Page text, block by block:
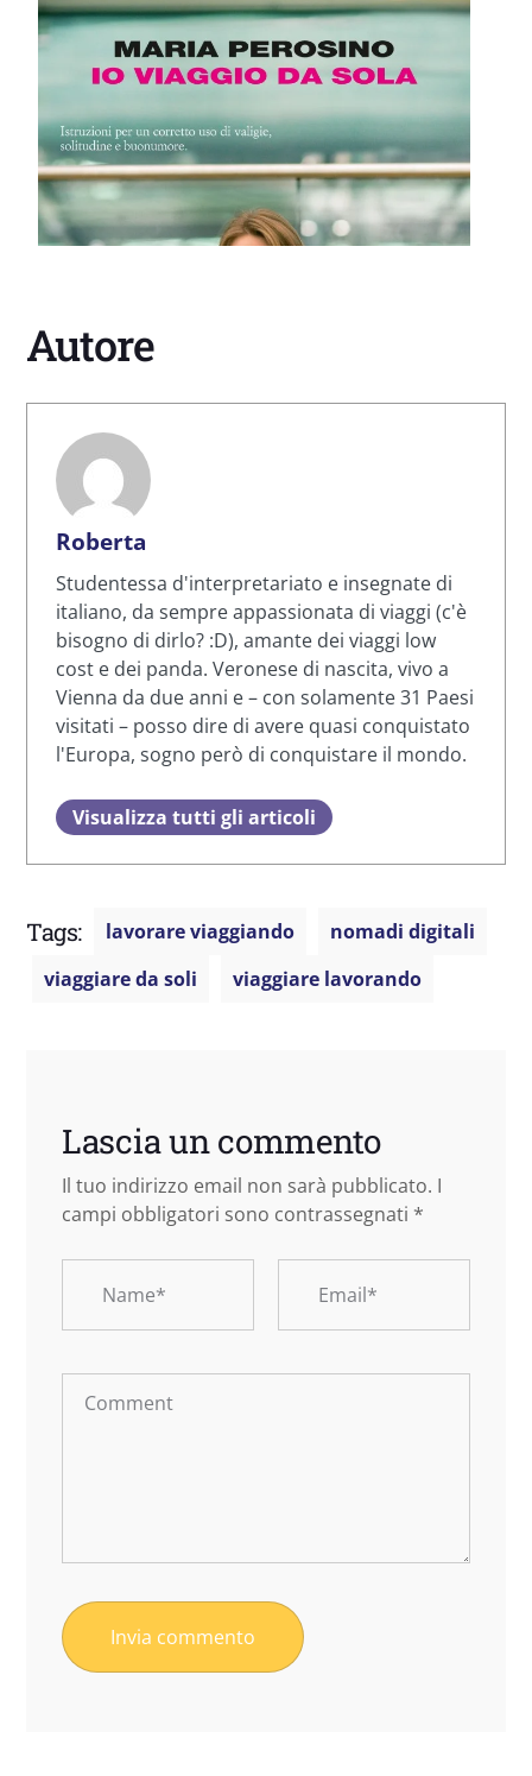
Autore
Roberta
Studentessa d'interpretariato e insegnate di
italiano, da sempre appassionata di viaggi (c'è
bisogno di dirlo? :D), amante dei viaggi low
cost e dei panda. Veronese di nascita, vivo a
Vienna da due anni e – con solamente 31 Paesi
visitati – posso dire di avere quasi conquistato
l'Europa, sogno però di conquistare il mondo.
Visualizza tutti gli articoli
Tags: lavorare viaggiando
nomadi digitali
viaggiare da soli
viaggiare lavorando
Lascia un commento
Il tuo indirizzo email non sarà pubblicato. I
campi obbligatori sono contrassegnati *